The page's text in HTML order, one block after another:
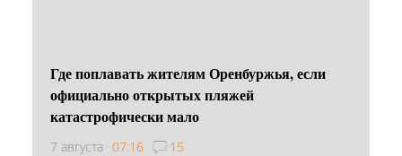
Где поплавать жителям Оренбуржья, если
официально открытых пляжей
катастрофически мало
7 августа 07:16 15